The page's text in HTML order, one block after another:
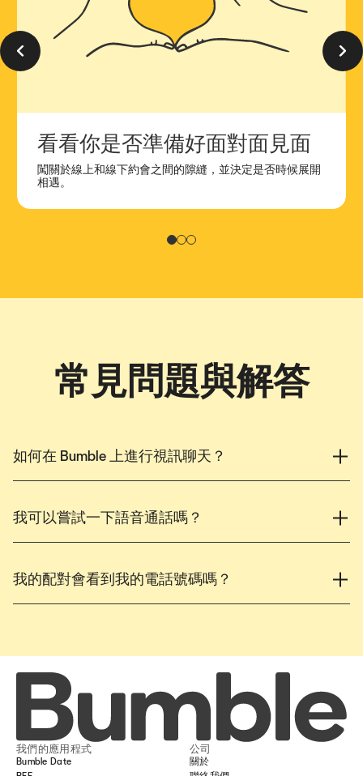
上一張簡報 下一
看看你是否準備好面對面見面
闖關於線上和線下約會之間的隙縫，並決定是否時候展開
相遇。
簡報 1
簡報 2
簡報 3
常見問題與解答
如何在 Bumble 上進行視訊聊天？
我可以嘗試一下語音通話嗎？
我的配對會看到我的電話號碼嗎？
我們的應用程式
Bumble Date
公司
關於